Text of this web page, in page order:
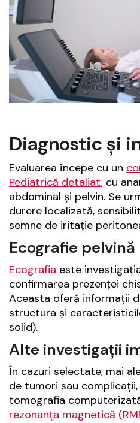
Diagnostic și
Evaluarea începe cu un
Pediatrică detaliat, cu
abdominal și pelvin. Se
durere localizată,
semne de iritație
Ecografie pelvină
Ecografia este
confirmarea prezenței
Aceasta oferă informații
structura și
solid).
Alte investigații
În cazuri selectate, mai
de tumori sau
tomografia
rezonanța magnetică